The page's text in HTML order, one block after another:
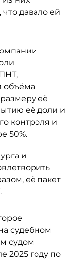
давало ей
объёма
её
её доли и
контроля и
50%.
и
её пакет
судебном
судом
2025 году по